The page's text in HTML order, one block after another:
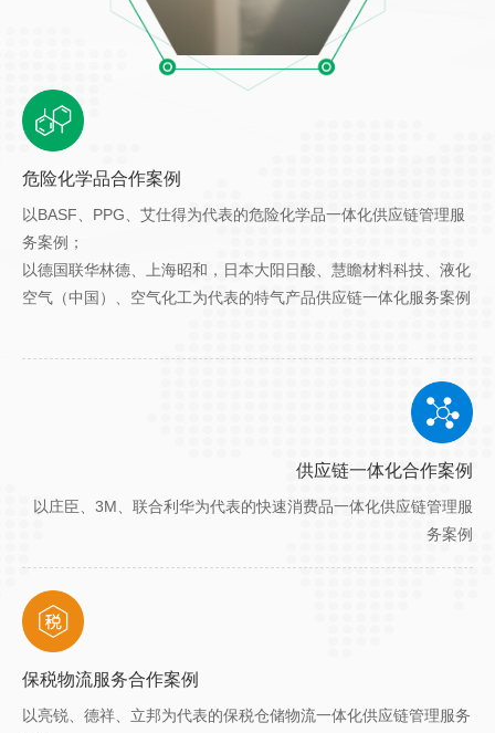
危险化学品合作案例
以BASF、PPG、艾仕得为代表的危险化学品一体化供应链管理服
务案例；
以德国联华林德、上海昭和，日本大阳日酸、慧瞻材料科技、液化
空气（中国）、空气化工为代表的特气产品供应链一体化服务案例
供应链一体化合作案例
以庄臣、3M、联合利华为代表的快速消费品一体化供应链管理服
务案例
保税物流服务合作案例
以亮锐、德祥、立邦为代表的保税仓储物流一体化供应链管理服务